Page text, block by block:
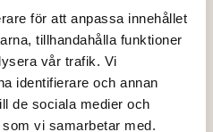
för att anpassa innehållet
tillhandahålla funktioner
vår trafik. Vi
identifierare och annan
de sociala medier och
vi samarbetar med.